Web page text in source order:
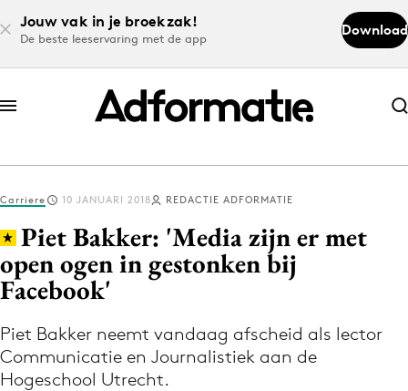
Jouw vak in je broekzak!
De beste leeservaring met de app
Download
Abonneer nu
Abonneer nu
Log in
Download de app
Volg het laatste nieuws via de Adformatie
Nieuws app
Carriere 10 JANUARI 2018 REDACTIE ADFORMATIE
Piet Bakker: 'Media zijn er met
open ogen in gestonken bij
Facebook'
Piet Bakker neemt vandaag afscheid als lector
Communicatie en Journalistiek aan de
Hogeschool Utrecht.